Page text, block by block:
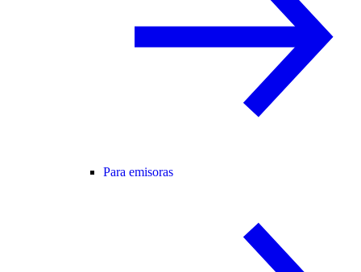
Para emisoras